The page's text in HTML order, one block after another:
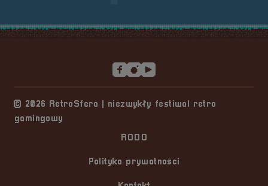
© 2026 RetroSfera | niezwykły festiwal retro
gamingowy
RODO
Polityka prywatności